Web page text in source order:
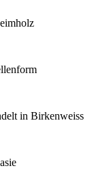
in Birkenweiss